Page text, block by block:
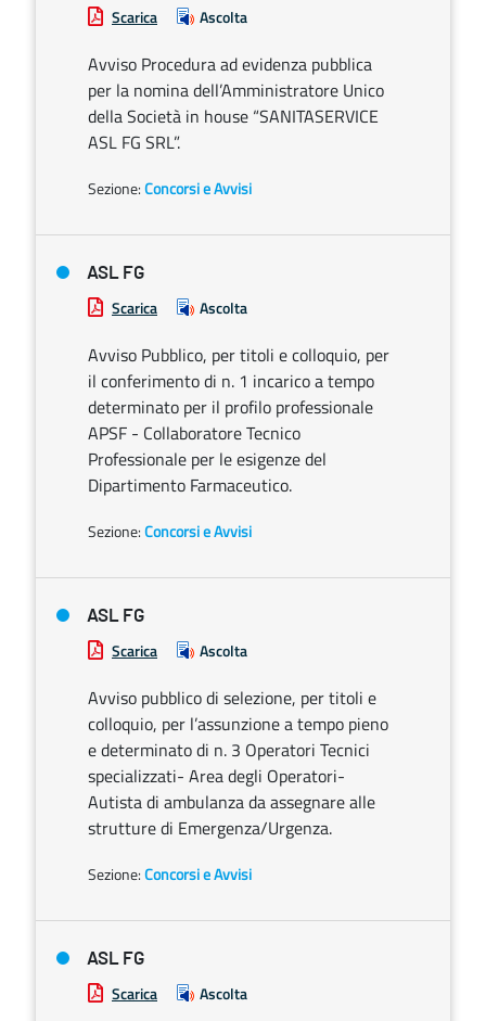
Scarica Ascolta
Avviso Procedura ad evidenza pubblica
per la nomina dell’Amministratore Unico
della Società in house “SANITASERVICE
ASL FG SRL”.
Sezione:Concorsi e Avvisi
ASL FG
Scarica Ascolta
Avviso Pubblico, per titoli e colloquio, per
il conferimento di n. 1 incarico a tempo
determinato per il profilo professionale
APSF - Collaboratore Tecnico
Professionale per le esigenze del
Dipartimento Farmaceutico.
Sezione:Concorsi e Avvisi
ASL FG
Scarica Ascolta
Avviso pubblico di selezione, per titoli e
colloquio, per l’assunzione a tempo pieno
e determinato di n. 3 Operatori Tecnici
specializzati- Area degli Operatori-
Autista di ambulanza da assegnare alle
strutture di Emergenza/Urgenza.
Sezione:Concorsi e Avvisi
ASL FG
Scarica Ascolta